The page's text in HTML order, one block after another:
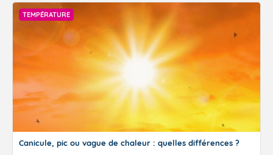
TEMPÉRATURE
Canicule, pic ou vague de chaleur : quelles différences ?